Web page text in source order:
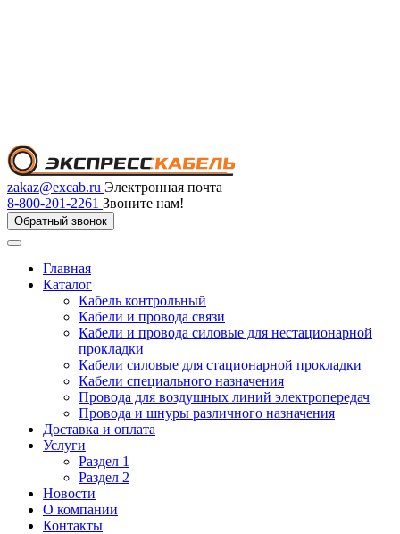
zakaz@excab.ru Электронная почта
8-800-201-2261 Звоните нам!
Обратный звонок
Главная
Каталог
Кабель контрольный
Кабели и провода связи
Кабели и провода силовые для нестационарной
прокладки
Кабели силовые для стационарной прокладки
Кабели специального назначения
Провода для воздушных линий электропередач
Провода и шнуры различного назначения
Доставка и оплата
Услуги
Раздел 1
Раздел 2
Новости
О компании
Контакты